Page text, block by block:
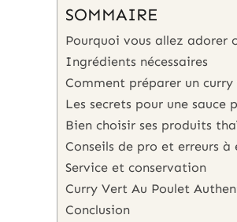
SOMMAIRE
Pourquoi vous allez adorer
Ingrédients nécessaires
Comment préparer un
Les secrets pour une sauce
Bien choisir ses produits
Conseils de pro et erreurs à
Service et conservation
Curry Vert Au Poulet
Conclusion